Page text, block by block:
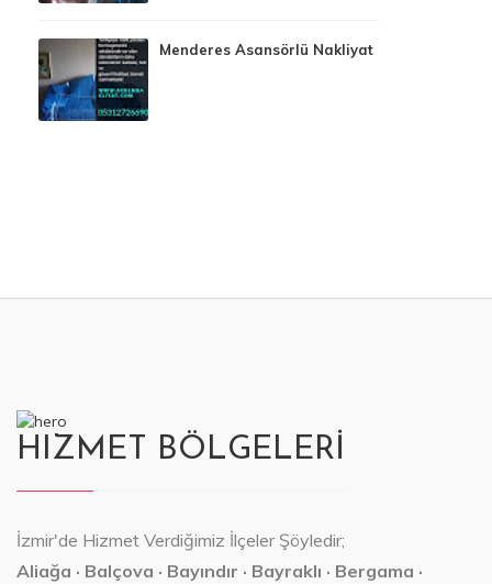
Menderes Asansörlü Nakliyat
HIZMET BÖLGELERİ
İzmir'de Hizmet Verdiğimiz İlçeler Şöyledir;
Aliağa · Balçova · Bayındır · Bayraklı · Bergama ·